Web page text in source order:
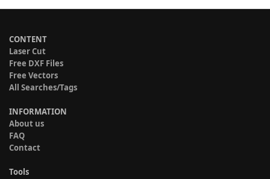
CONTENT
Laser Cut
Free DXF Files
Free Vectors
All Searches/Tags
INFORMATION
About us
FAQ
Contact
Tools